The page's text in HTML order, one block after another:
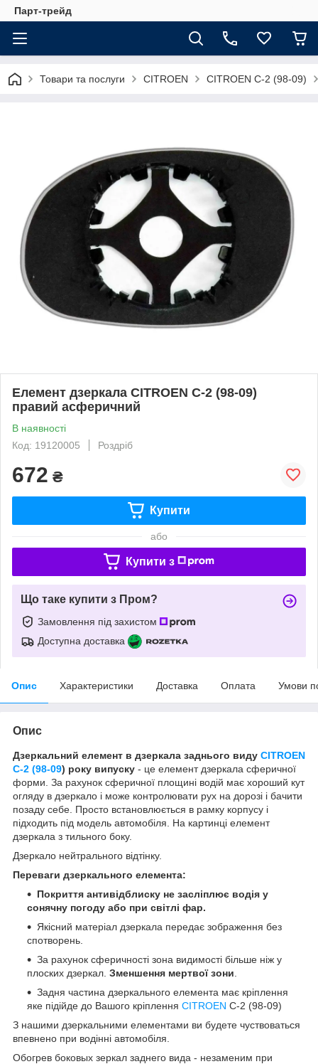
Парт-трейд
Товари та послуги CITROEN CITROEN C-2 (98-09)
Елемент дзеркала CITROEN C-2 (98-09)
правий асферичний
В наявності
Код: 19120005
Роздріб
672 ₴
Купити
або
Купити з
Що таке купити з Пром?
Замовлення під захистом
Доступна доставка
Опис Характеристики Доставка Оплата Умови
Опис
Дзеркальний елемент в дзеркала заднього виду CITROEN
C-2 (98-09) року випуску - це елемент дзеркала сферичної
форми. За рахунок сферичної площині водій має хороший кут
огляду в дзеркало і може контролювати рух на дорозі і бачити
позаду себе. Просто встановлюється в рамку корпусу і
підходить під модель автомобіля. На картинці елемент
дзеркала з тильного боку.
Дзеркало нейтрального відтінку.
Переваги дзеркального елемента:
Покриття антивідблиску не засліплює водія у
сонячну погоду або при світлі фар.
Якісний матеріал дзеркала передає зображення без
спотворень.
За рахунок сферичності зона видимості більше ніж у
плоских дзеркал. Зменшення мертвої зони
Задня частина дзеркального елемента має кріплення
яке підійде до Вашого кріплення CITROEN C-2 (98-09)
З нашими дзеркальними елементами ви будете чуствоваться
впевнено при водінні автомобіля.
Обогрев боковых зеркал заднего вида - незаменим при